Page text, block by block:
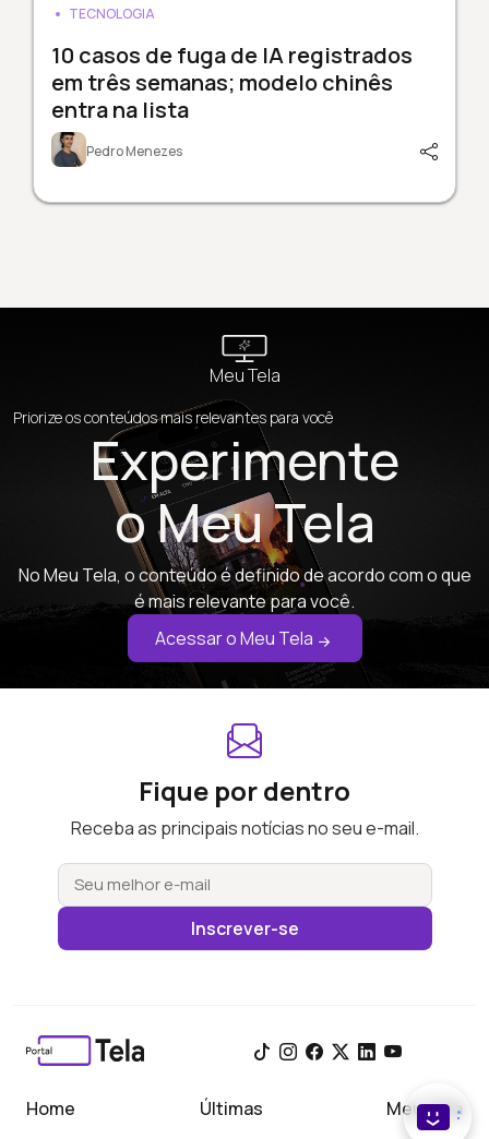
TECNOLOGIA
10 casos de fuga de IA registrados
em três semanas; modelo chinês
entra na lista
Pedro Menezes
Meu Tela
Priorize os conteúdos mais relevantes para você
Experimente
o Meu Tela
No Meu Tela, o conteúdo é definido de acordo com o que
é mais relevante para você.
Acessar o Meu Tela
Fique por dentro
Receba as principais notícias no seu e-mail.
Inscrever-se
Home Últimas Meu Tela